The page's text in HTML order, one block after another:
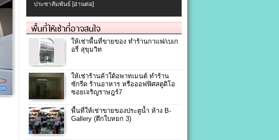
ประชาสัมพันธ์ [อ่านต่อ]
พื้นที่ให้เช่าที่อาจสนใจ
ให้เช่าพื้นที่ขายของ ทำร้านกาแฟ/เบเก
อรี่ สุขุมวิท
ให้เช่าร้านค้าใต้อพาทเมนต์ ทำร้าน
ซักรีด ร้านอาหาร หรือออฟฟิศสตูดิโอ
ซอยเจริญราษฎร์7
พื้นที่ให้เช่าขายของประตูน้ำ ห้าง B-
Gallery (ตึกใบหยก 3)